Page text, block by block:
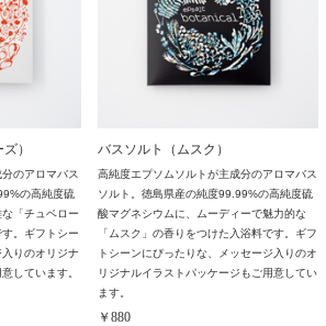
）
のアロマバス
の高純度硫
「チュベロー
。ギフトシー
りのオリジナ
しています。
バスソルト（ムスク）
高純度エプソムソルトが主成分のアロマバス
ソルト。徳島県産の純度99.99%の高純度硫
酸マグネシウムに、ムーディーで魅力的な
「ムスク」の香りをつけた入浴料です。ギフ
トシーンにぴったりな、メッセージ入りのオ
リジナルイラストパッケージもご用意してい
ます。
￥880